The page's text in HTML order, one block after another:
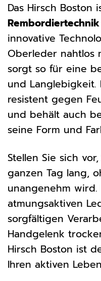
Das Hirsch Boston
Rembordiertechnik
innovative
Oberleder nahtlos
sorgt so für eine
und Langlebigkeit.
resistent gegen
und behält auch
seine Form und
Stellen Sie sich
ganzen Tag lang,
unangenehm wird.
atmungsaktiven
sorgfältigen
Handgelenk
Hirsch Boston ist
Ihren aktiven